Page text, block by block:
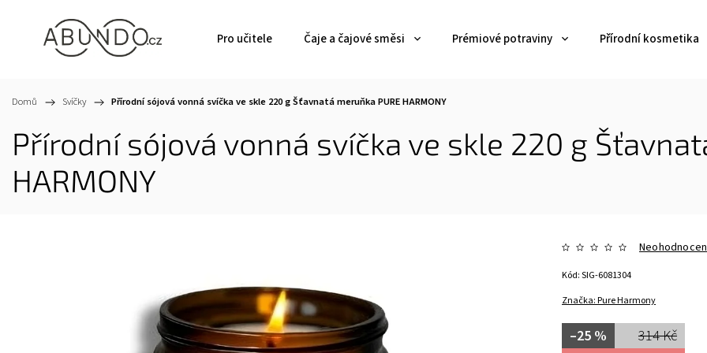
Pro učitele Čaje a čajové směsi Prémiové potraviny Přírodní kosmetika
Domů / Svíčky / Přírodní sójová vonná svíčka ve skle 220 g Šťavnatá meruňka PURE HARMONY
Přírodní sójová vonná svíčka ve skle 220 g
HARMONY
Značka:Pure Harmony
314 Kč
–25 %
Kód:SIG-6081304